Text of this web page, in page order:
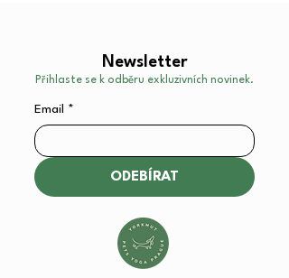
Newsletter
Přihlaste se k odběru exkluzivních novinek.
Email *
ODEBÍRAT